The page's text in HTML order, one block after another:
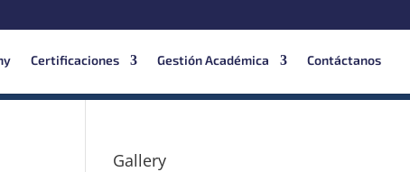
Certificaciones Gestión Académica Contáctanos
Gallery